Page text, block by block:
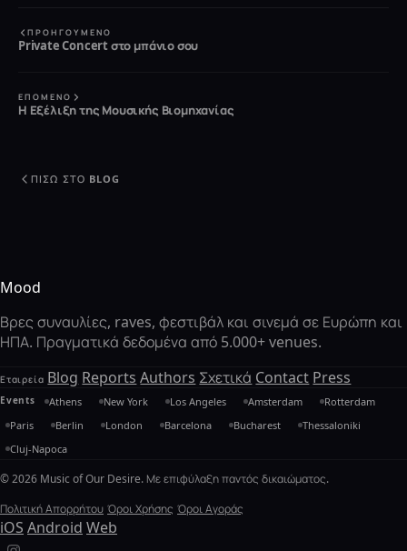
ΠΡΟΗΓΟΎΜΕΝΟ
Private Concert στο μπάνιο σου
ΕΠΌΜΕΝΟ
Η Εξέλιξη της Μουσικής Βιομηχανίας
ΠΊΣΩ ΣΤΟ BLOG
Mood
Βρες συναυλίες, raves, φεστιβάλ και σινεμά σε Ευρώπη και
ΗΠΑ. Πραγματικά δεδομένα από 5.000+ venues.
Εταιρεία Blog Reports Authors Σχετικά Contact Press
Events Athens New York Los Angeles Amsterdam
Rotterdam
Paris
Berlin London Barcelona Bucharest
Thessaloniki
Cluj-Napoca
© 2026 Music of Our Desire. Με επιφύλαξη παντός δικαιώματος.
Πολιτική Απορρήτου Όροι Χρήσης Όροι Αγοράς
iOS Android Web